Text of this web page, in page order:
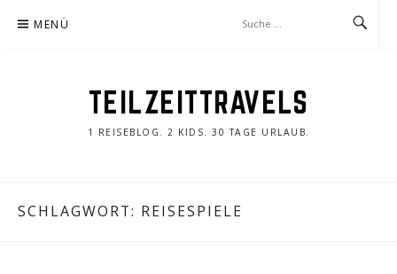
Inhalt MENÜ
TEILZEITTRAVELS
1 REISEBLOG. 2 KIDS. 30 TAGE URLAUB.
SCHLAGWORT: REISESPIELE